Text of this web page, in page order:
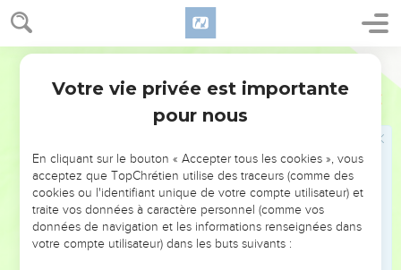
Ephésiens Introduction
Le thème majeur que développe l’apôtre est celui de l’unité
et de la diversité de l’Eglise :
— unité et diversité d’origine (2.1 à 3.20), *Juifs et non-Juifs
*sauvés, les uns comme les autres, par grâce pour former «
— unité de l’Eglise et diversité de dons (4.1-16) ;
— unité et diversité sociale (5.21 à 6.9).
Ces développements sont émaillés de recommandations
Votre vie privée est importante
pour nous
En cliquant sur le bouton « Accepter tous les cookies », vous
acceptez que TopChrétien utilise des traceurs (comme des
cookies ou l'identifiant unique de votre compte utilisateur) et
traite vos données à caractère personnel (comme vos
données de navigation et les informations renseignées dans
votre compte utilisateur) dans les buts suivants :